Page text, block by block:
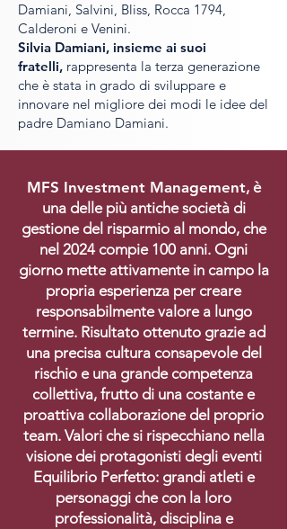
Damiani, Salvini, Bliss, Rocca 1794,
Calderoni e Venini.
Silvia Damiani, insieme ai suoi
fratelli, rappresenta la terza generazione
che è stata in grado di sviluppare e
innovare nel migliore dei modi le idee del
padre Damiano Damiani.
MFS Investment Management, è
una delle più antiche società di
gestione del risparmio al mondo, che
nel 2024 compie 100 anni. Ogni
giorno mette attivamente in campo la
propria esperienza per creare
responsabilmente valore a lungo
termine. Risultato ottenuto grazie ad
una precisa cultura consapevole del
rischio e una grande competenza
collettiva, frutto di una costante e
proattiva collaborazione del proprio
team. Valori che si rispecchiano nella
visione dei protagonisti degli eventi
Equilibrio Perfetto: grandi atleti e
personaggi che con la loro
professionalità, disciplina e